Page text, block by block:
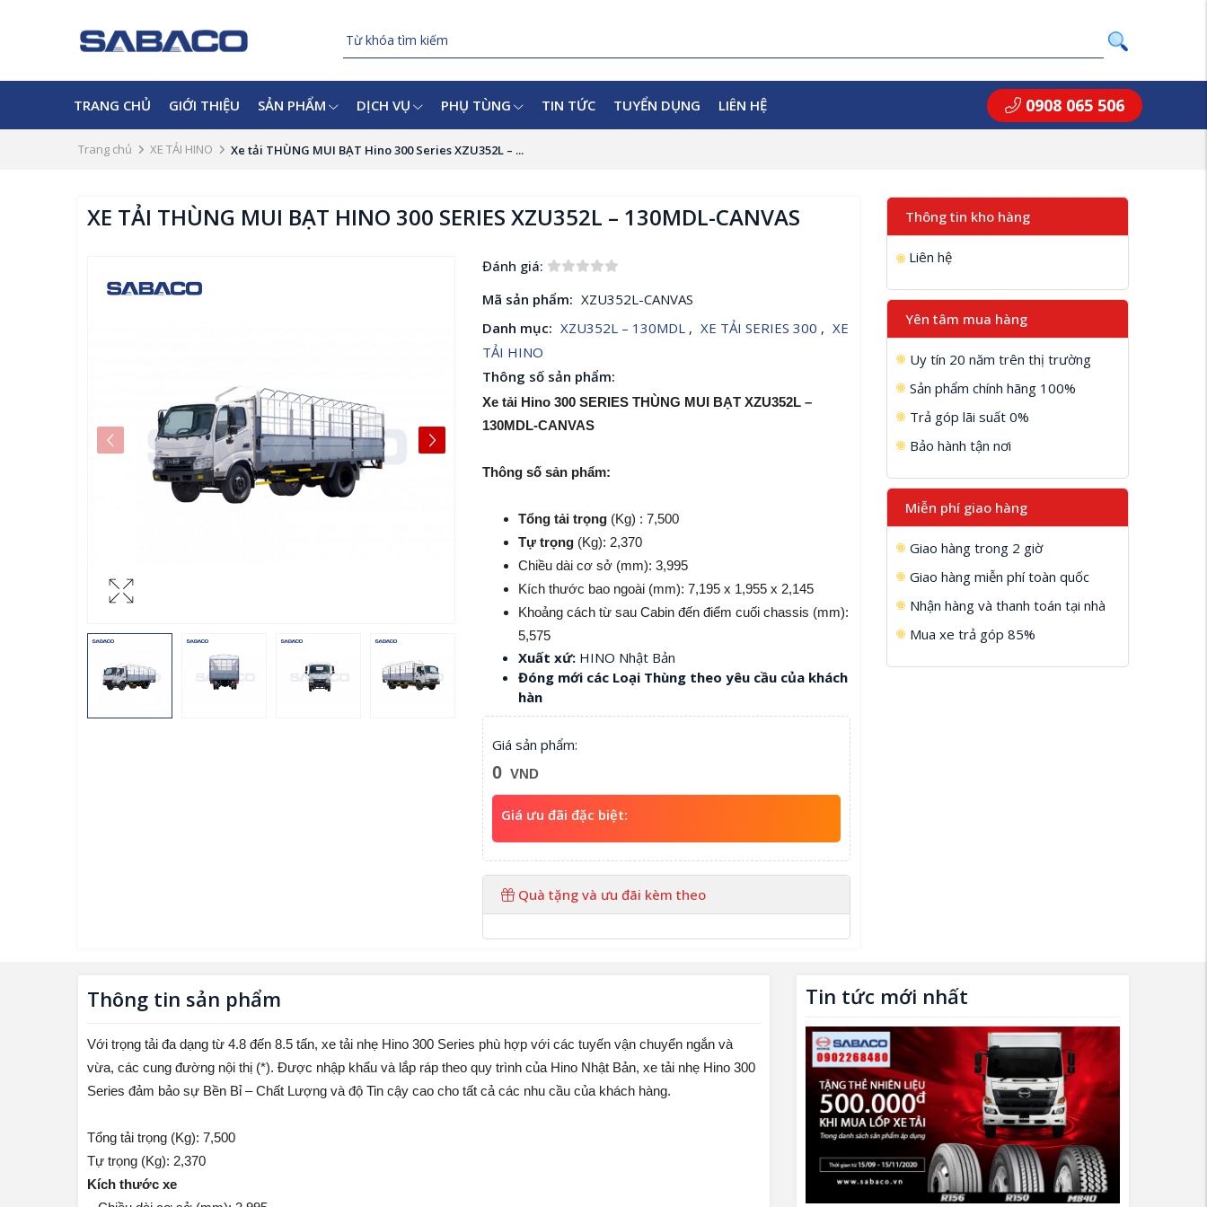
TRANG CHỦ GIỚI THIỆU SẢN PHẨM DỊCH VỤ PHỤ TÙNG TIN TỨC TUYỂN DỤNG LIÊN HỆ 0908 065 506
Trang chủ XE TẢI HINO Xe tải THÙNG MUI BẠT Hino 300 Series XZU352L – ...
XE TẢI THÙNG MUI BẠT HINO 300 SERIES XZU352L – 130MDL-CANVAS
Đánh giá:
Mã sản phẩm: XZU352L-CANVAS
Danh mục: XZU352L – 130MDL , XE TẢI SERIES 300 , XE
TẢI HINO
Thông số sản phẩm:
Xe tải Hino 300 SERIES THÙNG MUI BẠT XZU352L –
130MDL-CANVAS
Thông số sản phẩm:
Tổng tải trọng (Kg) : 7,500
Tự trọng (Kg): 2,370
Chiều dài cơ sở (mm): 3,995
Kích thước bao ngoài (mm): 7,195 x 1,955 x 2,145
Khoảng cách từ sau Cabin đến điểm cuối chassis (mm):
5,575
Xuất xứ: HINO Nhật Bản
Đóng mới các Loại Thùng theo yêu cầu của khách
hàn
Giá sản phẩm:
0 VND
Giá ưu đãi đặc biệt:
Quà tặng và ưu đãi kèm theo
Thông tin kho hàng
Liên hệ
Yên tâm mua hàng
Uy tín 20 năm trên thị trường
Sản phẩm chính hãng 100%
Trả góp lãi suất 0%
Bảo hành tận nơi
Miễn phí giao hàng
Giao hàng trong 2 giờ
Giao hàng miễn phí toàn quốc
Nhận hàng và thanh toán tại nhà
Mua xe trả góp 85%
Thông tin sản phẩm
Với trọng tải đa dạng từ 4.8 đến 8.5 tấn, xe tải nhẹ Hino 300 Series phù hợp với các tuyến vận chuyển ngắn và
vừa, các cung đường nội thị (*). Được nhập khẩu và lắp ráp theo quy trình của Hino Nhật Bản, xe tải nhẹ Hino 300
Series đảm bảo sự Bền Bỉ – Chất Lượng và độ Tin cậy cao cho tất cả các nhu cầu của khách hàng.
Tổng tải trọng (Kg): 7,500
Tự trọng (Kg): 2,370
Kích thước xe
Tin tức mới nhất